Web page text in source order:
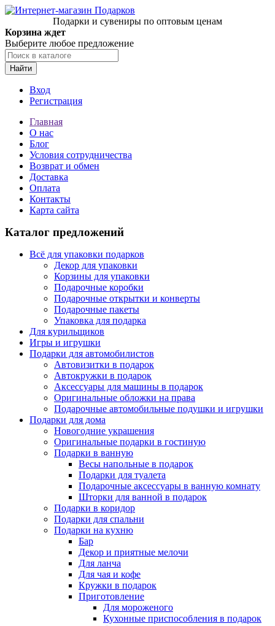
Подарки и сувениры по оптовым ценам
Корзина ждет
Выберите любое предложение
Найти
Вход
Регистрация
Главная
О нас
Блог
Условия сотрудничества
Возврат и обмен
Доставка
Оплата
Контакты
Карта сайта
Каталог предложений
Всё для упаковки подарков
Декор для упаковки
Корзины для упаковки
Подарочные коробки
Подарочные открытки и конверты
Подарочные пакеты
Упаковка для подарка
Для курильщиков
Игры и игрушки
Подарки для автомобилистов
Автовизитки в подарок
Автокружки в подарок
Аксессуары для машины в подарок
Оригинальные обложки на права
Подарочные автомобильные подушки и игрушки
Подарки для дома
Новогодние украшения
Оригинальные подарки в гостиную
Подарки в ванную
Весы напольные в подарок
Подарки для туалета
Подарочные аксессуары в ванную комнату
Шторки для ванной в подарок
Подарки в коридор
Подарки для спальни
Подарки на кухню
Бар
Декор и приятные мелочи
Для ланча
Для чая и кофе
Кружки в подарок
Приготовление
Для мороженого
Кухонные приспособления в подарок